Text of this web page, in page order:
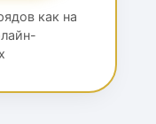
как на